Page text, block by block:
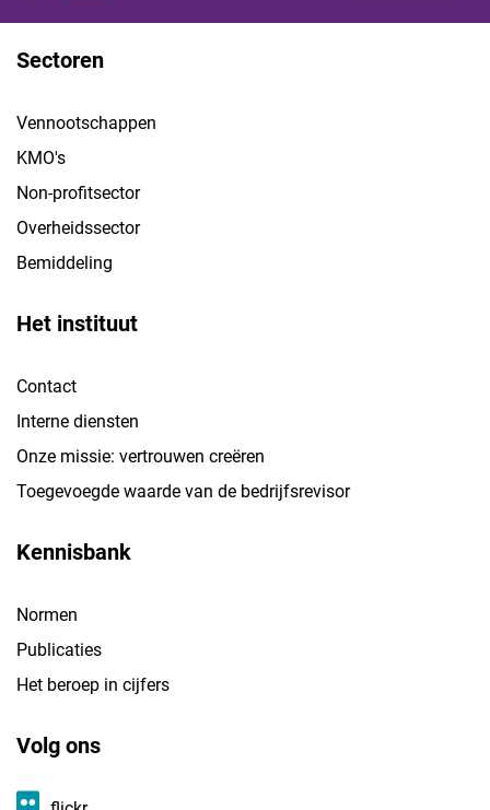
Sectoren
Vennootschappen
KMO's
Non-profitsector
Overheidssector
Bemiddeling
Het instituut
Contact
Interne diensten
Onze missie: vertrouwen creëren
Toegevoegde waarde van de bedrijfsrevisor
Kennisbank
Normen
Publicaties
Het beroep in cijfers
Volg ons